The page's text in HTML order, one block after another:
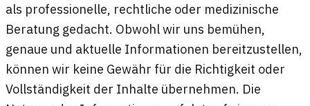
als professionelle, rechtliche oder medizinische
Beratung gedacht. Obwohl wir uns bemühen,
genaue und aktuelle Informationen bereitzustellen,
können wir keine Gewähr für die Richtigkeit oder
Vollständigkeit der Inhalte übernehmen. Die